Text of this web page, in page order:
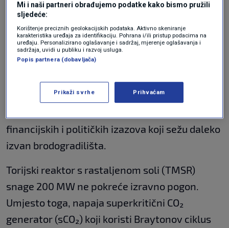
Teretni brod na torij nije samo znanstveno
dostignuće — on je i strateški signal. Ako bude
realiziran, mogao bi drastično smanjiti ugljični
otisak pomorskog tereta, ukloniti potrebu za
redovitom nadopunom goriva i omogućiti
dugoročne autonomne operacije na oceanima.
financijskih i političkih izazova koji sežu daleko
izvan brodogradilišta.
Torijski reaktor s rastaljenom soli (TMSR)
snage 200 MW ne pokreće izravno pogon.
Umjesto toga, napaja superkritični CO₂
generator (sCO₂) koji koristi Braytonov ciklus
Mi i naši partneri obrađujemo podatke kako bismo pružili
sljedeće:
Korištenje preciznih geolokacijskih podataka. Aktivno skeniranje
karakteristika uređaja za identifikaciju. Pohrana i/ili pristup podacima na
uređaju. Personalizirano oglašavanje i sadržaj, mjerenje oglašavanja i
sadržaja, uvidi u publiku i razvoj usluga.
Popis partnera (dobavljača)
Prikaži svrhe Prihvaćam